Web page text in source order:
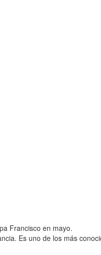
Francisco en mayo.
Es uno de los más